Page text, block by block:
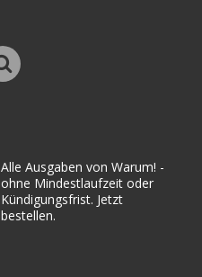
Alle Ausgaben von Warum! -
ohne Mindestlaufzeit oder
Kündigungsfrist. Jetzt
bestellen.